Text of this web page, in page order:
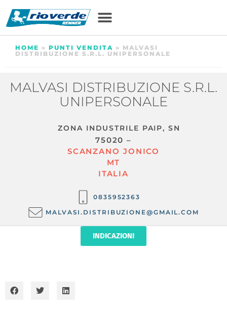
HOME » PUNTI VENDITA » MALVASI
DISTRIBUZIONE S.R.L. UNIPERSONALE
MALVASI DISTRIBUZIONE S.R.L.
UNIPERSONALE
ZONA INDUSTRILE PAIP, SN
75020 –
SCANZANO JONICO
MT
ITALIA
0835952363
MALVASI.DISTRIBUZIONE@GMAIL.COM
INDICAZIONI